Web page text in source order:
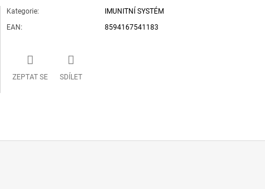
Kategorie:
IMUNITNÍ SYSTÉM
EAN : 8594167541183
ZEPTAT SE SDÍLET